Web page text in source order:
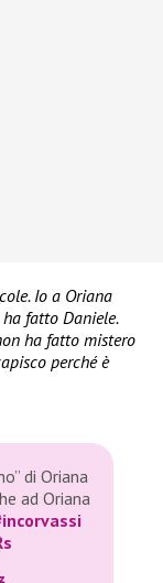
Io a Oriana
fatto Daniele.
ha fatto mistero
perché è
di Oriana
ad Oriana